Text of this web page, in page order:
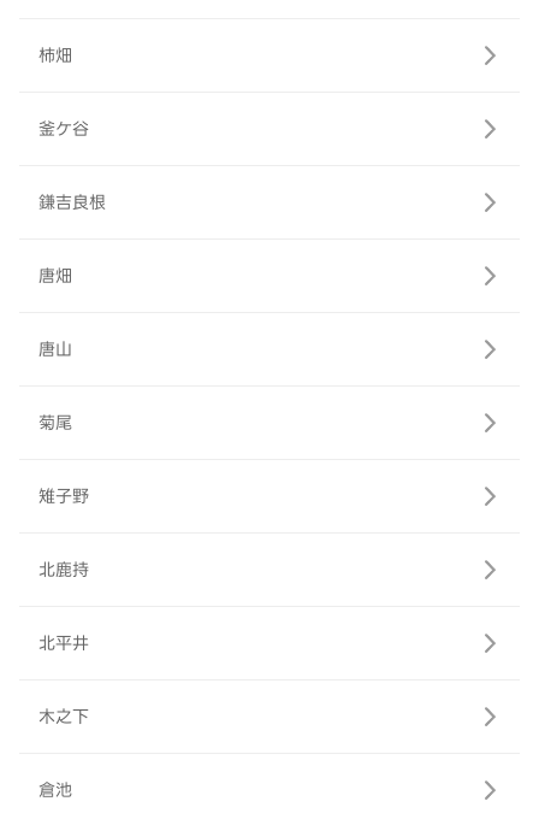
柿畑
釜ケ谷
鎌吉良根
唐畑
唐山
菊尾
雉子野
北鹿持
北平井
木之下
倉池